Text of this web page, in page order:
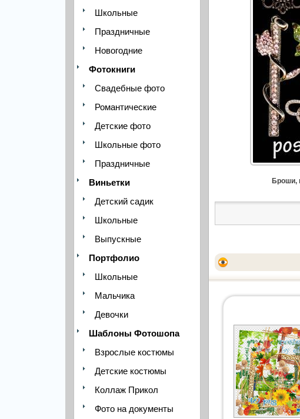
Школьные
Праздничные
Новогодние
Фотокниги
Свадебные фото
Романтические
Детские фото
Школьные фото
Праздничные
Виньетки
Детский садик
Школьные
Выпускные
Портфолио
Школьные
Мальчика
Девочки
Шаблоны Фотошопа
Взрослые костюмы
Детские костюмы
Коллаж Прикол
Фото на документы
Броши,